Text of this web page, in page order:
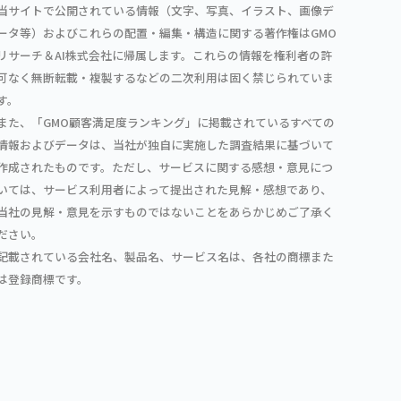
サイトで公開されている情報（文字、写真、イラスト、画像デ
タ等）およびこれらの配置・編集・構造に関する著作権はGMO
サーチ＆AI株式会社に帰属します。これらの情報を権利者の許
なく無断転載・複製するなどの二次利用は固く禁じられていま
。
た、「GMO顧客満足度ランキング」に掲載されているすべての
報およびデータは、当社が独自に実施した調査結果に基づいて
成されたものです。ただし、サービスに関する感想・意見につ
ては、サービス利用者によって提出された見解・感想であり、
社の見解・意見を示すものではないことをあらかじめご了承く
さい。
載されている会社名、製品名、サービス名は、各社の商標また
登録商標です。